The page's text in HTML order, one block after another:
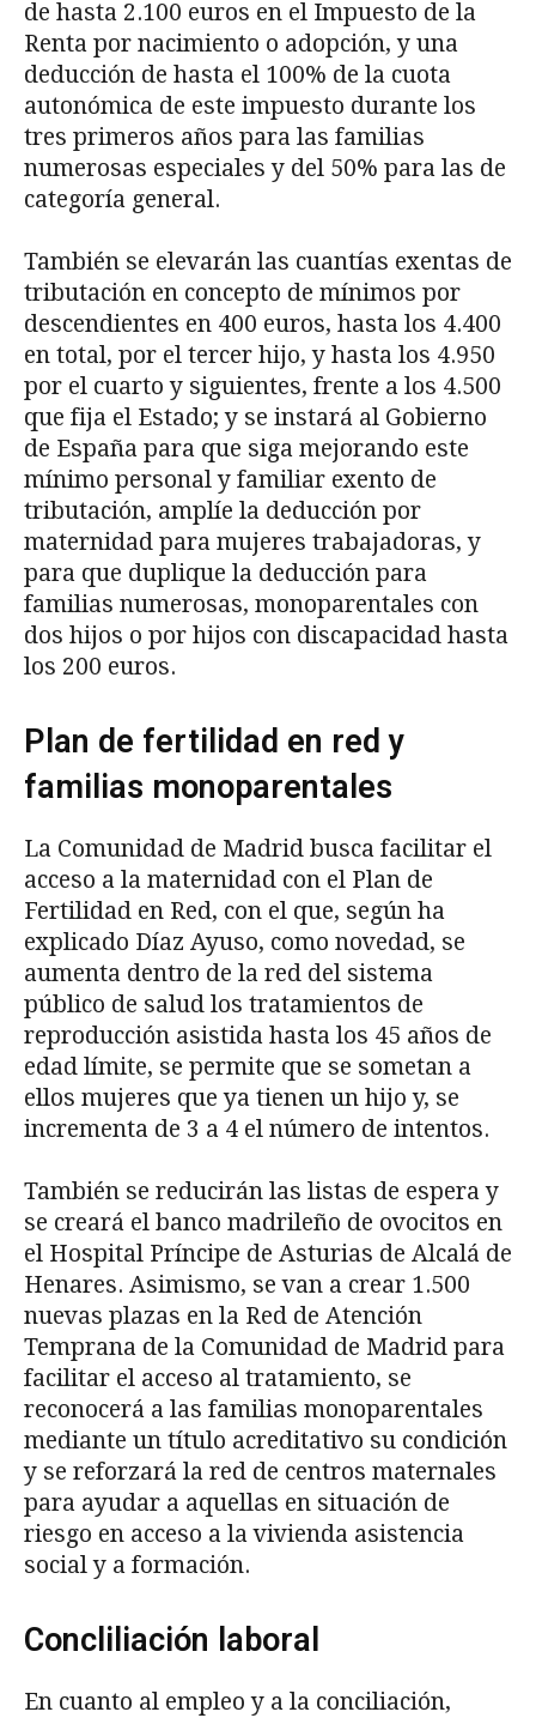
de hasta 2.100 euros en el Impuesto de la
Renta por nacimiento o adopción, y una
deducción de hasta el 100% de la cuota
autonómica de este impuesto durante los
tres primeros años para las familias
numerosas especiales y del 50% para las de
categoría general.
También se elevarán las cuantías exentas de
tributación en concepto de mínimos por
descendientes en 400 euros, hasta los 4.400
en total, por el tercer hijo, y hasta los 4.950
por el cuarto y siguientes, frente a los 4.500
que fija el Estado; y se instará al Gobierno
de España para que siga mejorando este
mínimo personal y familiar exento de
tributación, amplíe la deducción por
maternidad para mujeres trabajadoras, y
para que duplique la deducción para
familias numerosas, monoparentales con
dos hijos o por hijos con discapacidad hasta
los 200 euros.
Plan de fertilidad en red y
familias monoparentales
La Comunidad de Madrid busca facilitar el
acceso a la maternidad con el Plan de
Fertilidad en Red, con el que, según ha
explicado Díaz Ayuso, como novedad, se
aumenta dentro de la red del sistema
público de salud los tratamientos de
reproducción asistida hasta los 45 años de
edad límite, se permite que se sometan a
ellos mujeres que ya tienen un hijo y, se
incrementa de 3 a 4 el número de intentos.
También se reducirán las listas de espera y
se creará el banco madrileño de ovocitos en
el Hospital Príncipe de Asturias de Alcalá de
Henares. Asimismo, se van a crear 1.500
nuevas plazas en la Red de Atención
Temprana de la Comunidad de Madrid para
facilitar el acceso al tratamiento, se
reconocerá a las familias monoparentales
mediante un título acreditativo su condición
y se reforzará la red de centros maternales
para ayudar a aquellas en situación de
riesgo en acceso a la vivienda asistencia
social y a formación.
Concliliación laboral
En cuanto al empleo y a la conciliación,